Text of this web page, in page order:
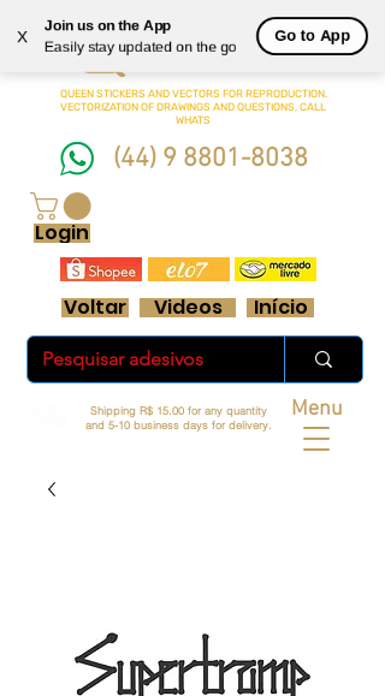
X
Join us on the App
Easily stay updated on the go
Go to App
QUEEN STICKERSAND VECTORS FOR REPRODUCTION.
VECTORIZATION OF DRAWINGS AND QUESTIONS, CALL
WHATS
(44) 9 8801-8038
Início
Menu
Shipping R$ 15.00 for any quantity
and 5-10 business days for delivery.
Login
Voltar Videos
Queen
Adesivos Ltda.